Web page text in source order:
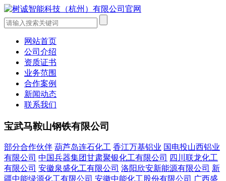
网站首页
公司介绍
资质证书
业务范围
合作案例
新闻动态
联系我们
宝武马鞍山钢铁有限公司
部分合作伙伴 葫芦岛连石化工 香江万基铝业 国电投山西铝业
有限公司 中国兵器集团甘肃聚银化工有限公司
四川联龙化工
有限公司 安徽泉盛化工有限公司 洛阳欣安新能源有限公司 新
疆中能绿源化工有限公司 安徽中能化工股份有限公司 广西盛